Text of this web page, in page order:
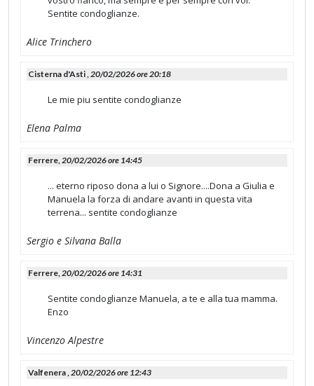
Sentite condoglianze.
Alice Trinchero
Cisterna d'Asti ,20/02/2026 ore 20:18
Le mie piu sentite condoglianze
Elena Palma
Ferrere,20/02/2026 ore 14:45
... eterno riposo dona a lui o Signore....Dona a Giulia e
Manuela la forza di andare avanti in questa vita
terrena... sentite condoglianze
Sergio e Silvana Balla
Ferrere,20/02/2026 ore 14:31
Sentite condoglianze Manuela, a te e alla tua mamma.
Enzo
Vincenzo Alpestre
Valfenera ,20/02/2026 ore 12:43